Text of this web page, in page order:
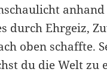
anhand
durch Ehrgeiz,
oben schaffte.
du die Welt zu